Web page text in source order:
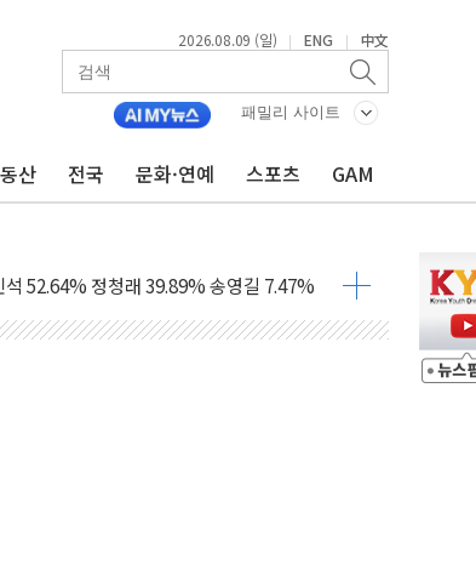
2026.08.09 (일) | ENG | 中文
패밀리 사이트
산 전국 문화·연예 스포츠 GAM
역전 성공...金 45.42% vs 鄭 44.56%
민석 당대표 후보
에 승리...47.75% vs 42.08%
김민석 47.75% 정청래 42.08%
·탄약 부족 현실화
수거차에 치여 사망
…1명 사망·1명 실종
국제적 시민 연대로 목소리 내야"